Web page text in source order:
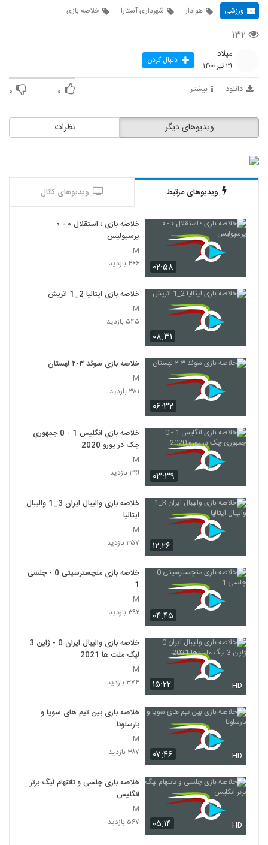
ورزشی هوادار شهرداری آستارا خلاصه بازی
۱۳۲
میلاد
۲۹ تیر ۱۴۰۰ دنبال کردن
دانلود بیشتر ۰ ۰
نظرات ویدیوهای دیگر
ویدیوهای مرتبط ویدیوهای کانال
۰۲:۵۸
خلاصه بازی ؛ استقلال ۰ - ۰
پرسپولیس
M
۴۶۶ بازدید
۰۸:۳۱
خلاصه بازی ایتالیا 2_1 اتريش
M
۵۴۵ بازدید
۰۶:۳۲
خلاصه بازی سوئد ۳-۲ لهستان
M
۳۸۱ بازدید
۰۳:۳۹
خلاصه بازی انگلیس 1 - 0 جمهوری
چک در یورو 2020
M
۳۹۹ بازدید
۱۲:۲۶
خلاصه بازی والیبال ایران 3_1 والیبال
ایتالیا
M
۳۵۷ بازدید
۰۴:۴۵
خلاصه بازی منچسترسیتی 0 - چلسی
1
M
۳۹۲ بازدید
۱۵:۲۲ HD
خلاصه بازی والیبال ایران 0 - ژاپن 3
لیگ ملت ها 2021
M
۳۷۴ بازدید
۰۷:۴۶ HD
خلاصه بازی بین تیم های سویا و
بارسلونا
M
۳۸۷ بازدید
۰۵:۱۴ HD
خلاصه بازی چلسی و تاتنهام لیگ برتر
انگلیس
M
۵۶۷ بازدید